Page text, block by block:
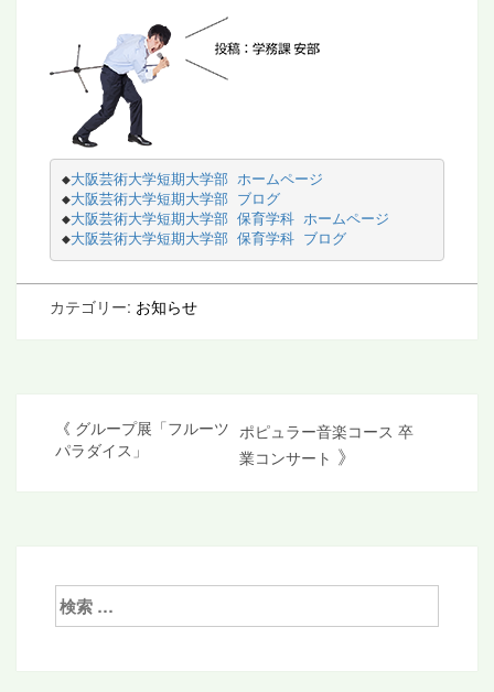
◆大阪芸術大学短期大学部 ホームページ
◆大阪芸術大学短期大学部 ブログ
◆大阪芸術大学短期大学部 保育学科 ホームページ
◆大阪芸術大学短期大学部 保育学科 ブログ
カテゴリー: お知らせ
《 グループ展「フルーツ
パラダイス」
ポピュラー音楽コース 卒
業コンサート 》
検
索: